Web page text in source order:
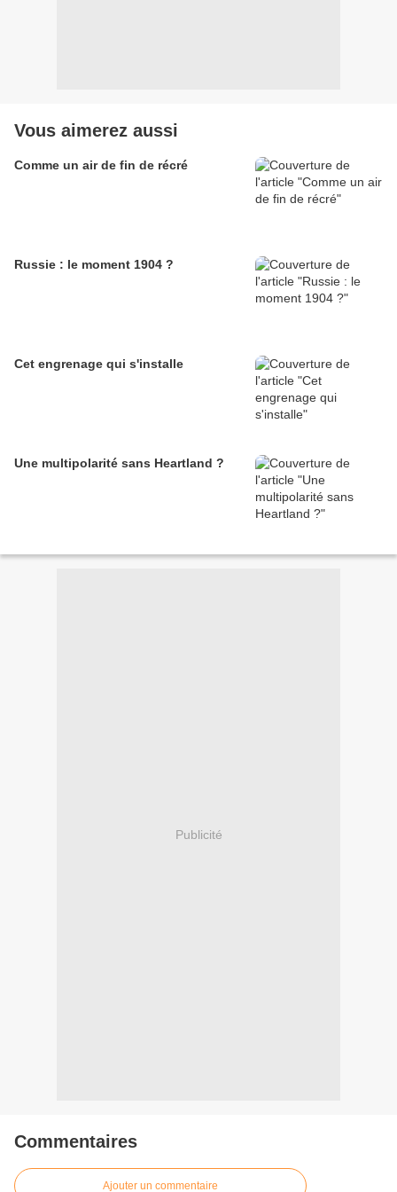
Vous aimerez aussi
Comme un air de fin de récré
Russie : le moment 1904 ?
Cet engrenage qui s'installe
Une multipolarité sans Heartland ?
Publicité
Commentaires
Ajouter un commentaire